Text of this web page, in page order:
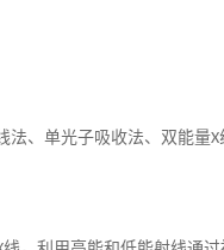
法、单光子吸收法、双能量X